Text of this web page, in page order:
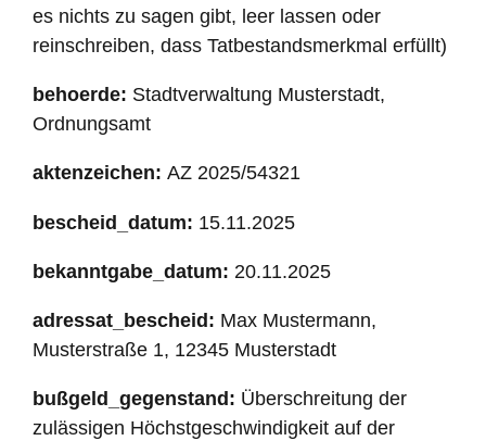
es nichts zu sagen gibt, leer lassen oder
reinschreiben, dass Tatbestandsmerkmal erfüllt)
behoerde: Stadtverwaltung Musterstadt,
Ordnungsamt
aktenzeichen: AZ 2025/54321
bescheid_datum: 15.11.2025
bekanntgabe_datum: 20.11.2025
adressat_bescheid: Max Mustermann,
Musterstraße 1, 12345 Musterstadt
bußgeld_gegenstand: Überschreitung der
zulässigen Höchstgeschwindigkeit auf der